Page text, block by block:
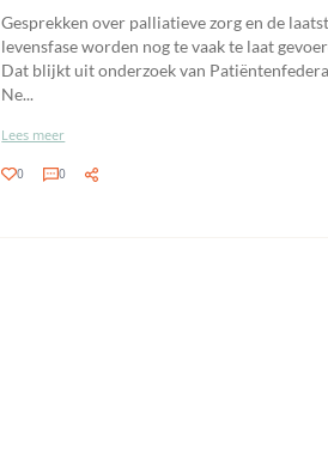
Gesprekken over palliatieve zorg en de
levensfase worden nog te vaak te laat
Dat blijkt uit onderzoek van
Ne...
Lees meer
0 0